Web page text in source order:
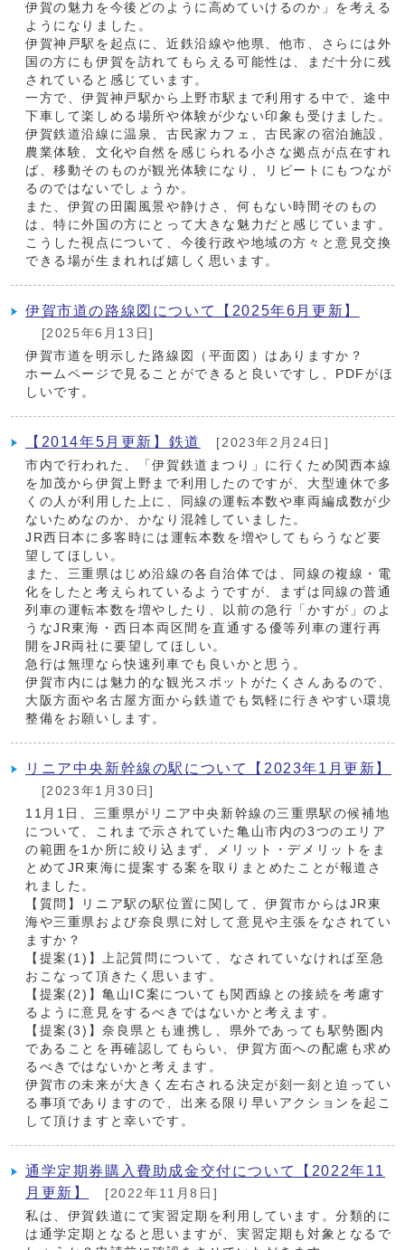
伊賀の魅力を今後どのように高めていけるのか」を考える
ようになりました。
伊賀神戸駅を起点に、近鉄沿線や他県、他市、さらには外
国の方にも伊賀を訪れてもらえる可能性は、まだ十分に残
されていると感じています。
一方で、伊賀神戸駅から上野市駅まで利用する中で、途中
下車して楽しめる場所や体験が少ない印象も受けました。
伊賀鉄道沿線に温泉、古民家カフェ、古民家の宿泊施設、
農業体験、文化や自然を感じられる小さな拠点が点在すれ
ば、移動そのものが観光体験になり、リピートにもつなが
るのではないでしょうか。
また、伊賀の田園風景や静けさ、何もない時間そのもの
は、特に外国の方にとって大きな魅力だと感じています。
こうした視点について、今後行政や地域の方々と意見交換
できる場が生まれれば嬉しく思います。
伊賀市道の路線図について【2025年6月更新】
[2025年6月13日]
伊賀市道を明示した路線図（平面図）はありますか？
ホームページで見ることができると良いですし、PDFがほ
しいです。
【2014年5月更新】鉄道
[2023年2月24日]
市内で行われた、「伊賀鉄道まつり」に行くため関西本線
を加茂から伊賀上野まで利用したのですが、大型連休で多
くの人が利用した上に、同線の運転本数や車両編成数が少
ないためなのか、かなり混雑していました。
JR西日本に多客時には運転本数を増やしてもらうなど要
望してほしい。
また、三重県はじめ沿線の各自治体では、同線の複線・電
化をしたと考えられているようですが、まずは同線の普通
列車の運転本数を増やしたり、以前の急行「かすが」のよ
うなJR東海・西日本両区間を直通する優等列車の運行再
開をJR両社に要望してほしい。
急行は無理なら快速列車でも良いかと思う。
伊賀市内には魅力的な観光スポットがたくさんあるので、
大阪方面や名古屋方面から鉄道でも気軽に行きやすい環境
整備をお願いします。
リニア中央新幹線の駅について【2023年1月更新】
[2023年1月30日]
11月1日、三重県がリニア中央新幹線の三重県駅の候補地
について、これまで示されていた亀山市内の3つのエリア
の範囲を1か所に絞り込まず、メリット・デメリットをま
とめてJR東海に提案する案を取りまとめたことが報道さ
れました。
【質問】リニア駅の駅位置に関して、伊賀市からはJR東
海や三重県および奈良県に対して意見や主張をなされてい
ますか？
【提案(1)】上記質問について、なされていなければ至急
おこなって頂きたく思います。
【提案(2)】亀山IC案についても関西線との接続を考慮す
るように意見をするべきではないかと考えます。
【提案(3)】奈良県とも連携し、県外であっても駅勢圏内
であることを再確認してもらい、伊賀方面への配慮も求め
るべきではないかと考えます。
伊賀市の未来が大きく左右される決定が刻一刻と迫ってい
る事項でありますので、出来る限り早いアクションを起こ
して頂けますと幸いです。
通学定期券購入費助成金交付について【2022年11
月更新】
[2022年11月8日]
私は、伊賀鉄道にて実習定期を利用しています。分類的に
は通学定期となると思いますが、実習定期も対象となるで